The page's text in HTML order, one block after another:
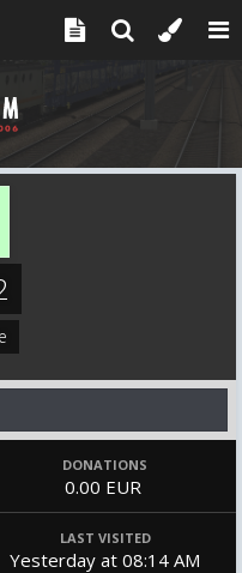
DONATIONS
0.00 EUR
LAST VISITED
Yesterday at 08:14 AM